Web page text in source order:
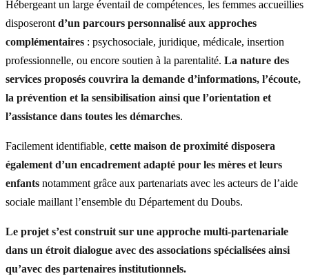
Hébergeant un large éventail de compétences, les femmes accueillies
disposeront d’un parcours personnalisé aux approches
complémentaires : psychosociale, juridique, médicale, insertion
professionnelle, ou encore soutien à la parentalité. La nature des
services proposés couvrira la demande d’informations, l’écoute,
la prévention et la sensibilisation ainsi que l’orientation et
l’assistance dans toutes les démarches.
Facilement identifiable, cette maison de proximité disposera
également d’un encadrement adapté pour les mères et leurs
enfants notamment grâce aux partenariats avec les acteurs de l’aide
sociale maillant l’ensemble du Département du Doubs.
Le projet s’est construit sur une approche multi-partenariale
dans un étroit dialogue avec des associations spécialisées ainsi
qu’avec des partenaires institutionnels.